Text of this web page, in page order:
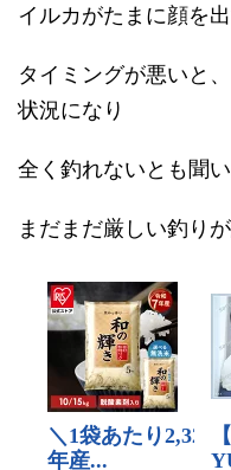
イルカがたまに顔を
タイミングが悪いと
状況になり
全く釣れないとも聞い
まだまだ厳しい釣り